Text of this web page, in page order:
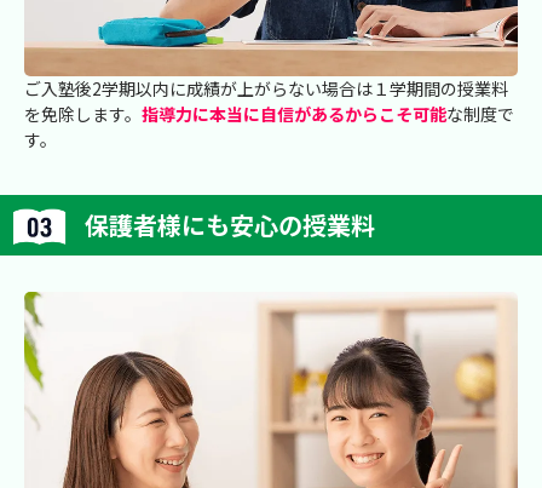
ご入塾後2学期以内に成績が上がらない場合は１学期間の授業料
を免除します。 指導力に本当に自信があるからこそ可能な制度で
す。
保護者様にも安心の授業料